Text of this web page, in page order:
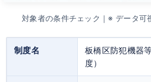
対象者の条件チェック｜※ データ
制度名
板橋区防犯機器
度）